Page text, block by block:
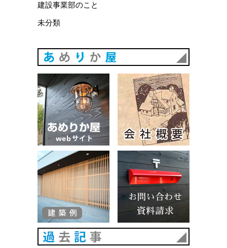
建設事業部のこと
未分類
あめりか屋WEBサイト